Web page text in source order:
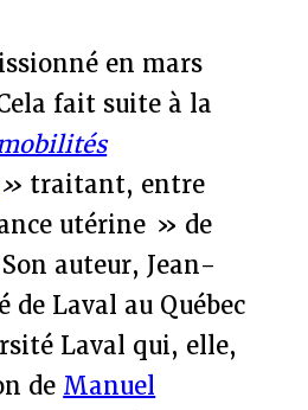
en mars
fait suite à la
» traitant, entre
utérine » de
auteur, Jean-
Laval au Québec
Laval qui, elle,
de Manuel